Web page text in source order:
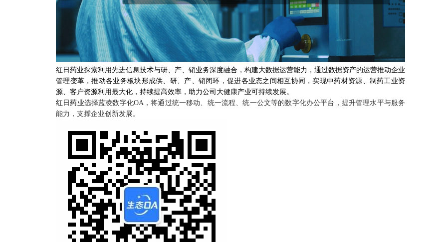
红日药业探索利用先进信息技术与研、产、销业务深度融合，构建大数据运营能力，通过数据资产的运营推动企业
管理变革，推动各业务板块形成供、研、产、销闭环，促进各业态之间相互协同，实现中药材资源、制药工业资
源、客户资源利用最大化，持续提高效率，助力公司大健康产业可持续发展。
红日药业选择蓝凌数字化OA，将通过统一移动、统一流程、统一公文等的数字化办公平台，提升管理水平与服务
能力，支撑企业创新发展。